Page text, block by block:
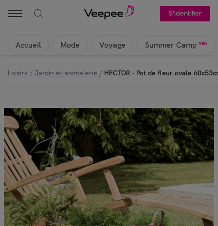
S'identifier
Accueil Mode Voyage Summer Camp new
Loisirs / Jardin et animalerie / HECTOR - Pot de fleur ovale